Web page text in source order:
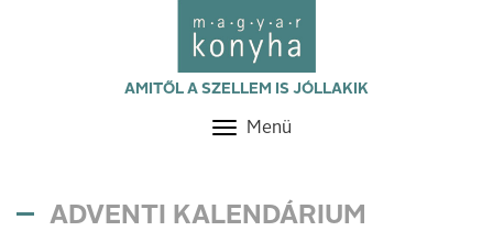
AMITŐL A SZELLEM IS JÓLLAKIK
Toggle
Menü
ADVENTI KALENDÁRIUM